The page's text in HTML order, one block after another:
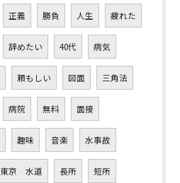
正義 勝負 人生 疲れた
辞めたい 40代 病気
頼もしい 図面 三角法
病院 無料 面接
趣味 音楽 水事故
東京 水道 長所 短所